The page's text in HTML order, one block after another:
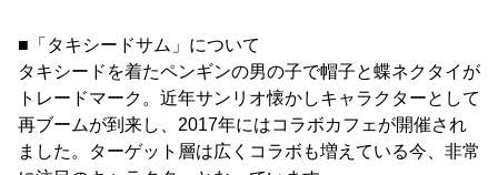
■「タキシードサム」について
タキシードを着たペンギンの男の子で帽子と蝶ネクタイが
トレードマーク。近年サンリオ懐かしキャラクターとして
再ブームが到来し、2017年にはコラボカフェが開催され
ました。ターゲット層は広くコラボも増えている今、非常